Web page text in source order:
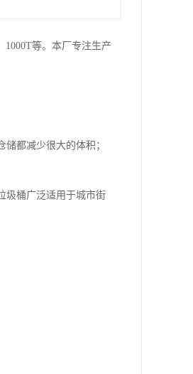
1000T等。本厂专注生产
都减少很大的体积；
圾桶广泛适用于城市街